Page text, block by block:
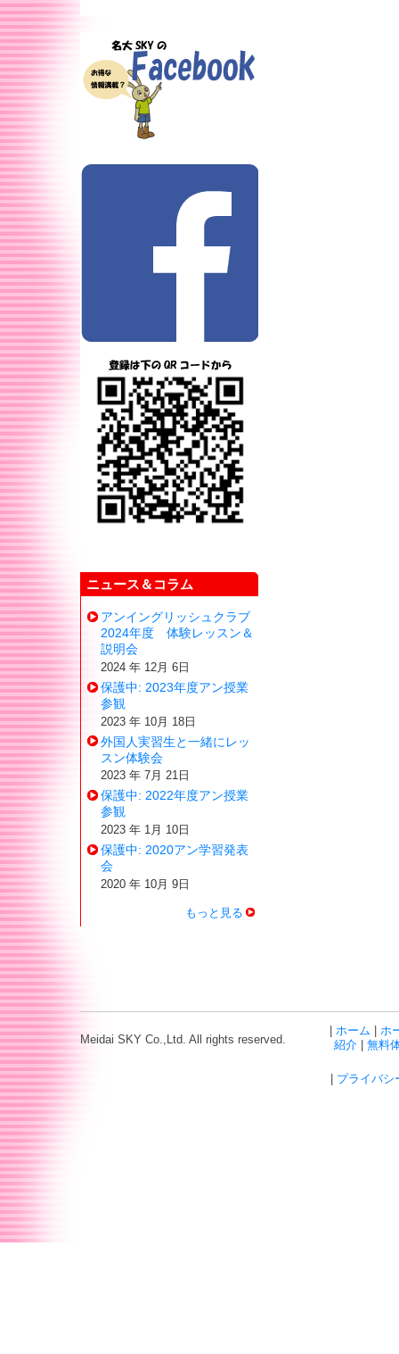
ニュース＆コラム
アンイングリッシュクラブ
2024年度 体験レッスン＆
説明会
2024 年 12月 6日
保護中: 2023年度アン授業
参観
2023 年 10月 18日
外国人実習生と一緒にレッ
スン体験会
2023 年 7月 21日
保護中: 2022年度アン授業
参観
2023 年 1月 10日
保護中: 2020アン学習発表
会
2020 年 10月 9日
もっと見る
Meidai SKY Co.,Ltd. All rights reserved.
ホーム
ホ
紹介
無料
プライバシ